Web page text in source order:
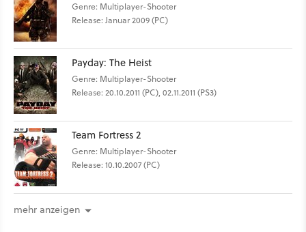
Genre: Multiplayer-Shooter
Release: Januar 2009 (PC)
Payday: The Heist
Genre: Multiplayer-Shooter
Release: 20.10.2011 (PC), 02.11.2011 (PS3)
Team Fortress 2
Genre: Multiplayer-Shooter
Release: 10.10.2007 (PC)
mehr anzeigen